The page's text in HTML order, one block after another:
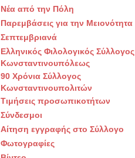
Νέα από την Πόλη
Παρεμβάσεις για την Μειονότητα
Σεπτεμβριανά
Ελληνικός Φιλολογικός Σύλλογος
Κωνσταντινουπόλεως
90 Χρόνια Σύλλογος
Κωνσταντινουπολιτών
Τιμήσεις προσωπικοτήτων
Σύνδεσμοι
Αίτηση εγγραφής στο Σύλλογο
Φωτογραφίες